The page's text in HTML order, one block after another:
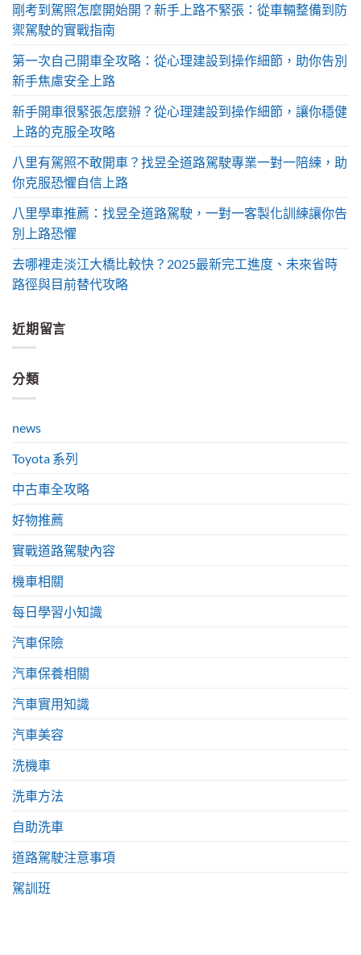
剛考到駕照怎麼開始開？新手上路不緊張：從車輛整備到防
禦駕駛的實戰指南
第一次自己開車全攻略：從心理建設到操作細節，助你告別
新手焦慮安全上路
新手開車很緊張怎麼辦？從心理建設到操作細節，讓你穩健
上路的克服全攻略
八里有駕照不敢開車？找昱全道路駕駛專業一對一陪練，助
你克服恐懼自信上路
八里學車推薦：找昱全道路駕駛，一對一客製化訓練讓你告
別上路恐懼
去哪裡走淡江大橋比較快？2025最新完工進度、未來省時
路徑與目前替代攻略
近期留言
分類
news
Toyota 系列
中古車全攻略
好物推薦
實戰道路駕駛內容
機車相關
每日學習小知識
汽車保險
汽車保養相關
汽車實用知識
汽車美容
洗機車
洗車方法
自助洗車
道路駕駛注意事項
駕訓班